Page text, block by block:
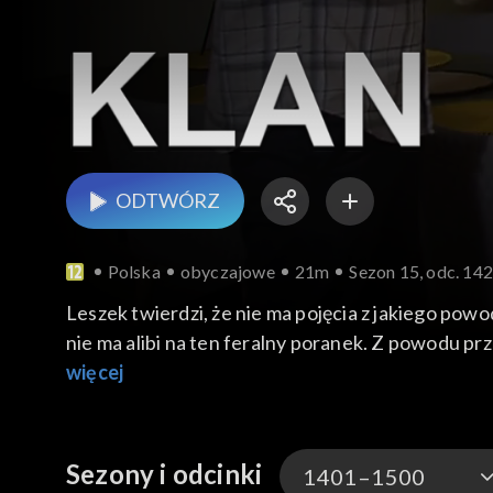
ODTWÓRZ
Polska obyczajowe 21m Sezon 15, odc.
Leszek twierdzi, że nie ma pojęcia z jakiego
nie ma alibi na ten feralny poranek. Z powodu
na wyjazd zagranicę i postanowiła zaprosić go
wpadł w szał, więc ona uciekła. Kamila
więcej
Sezony i odcinki 1401–1500